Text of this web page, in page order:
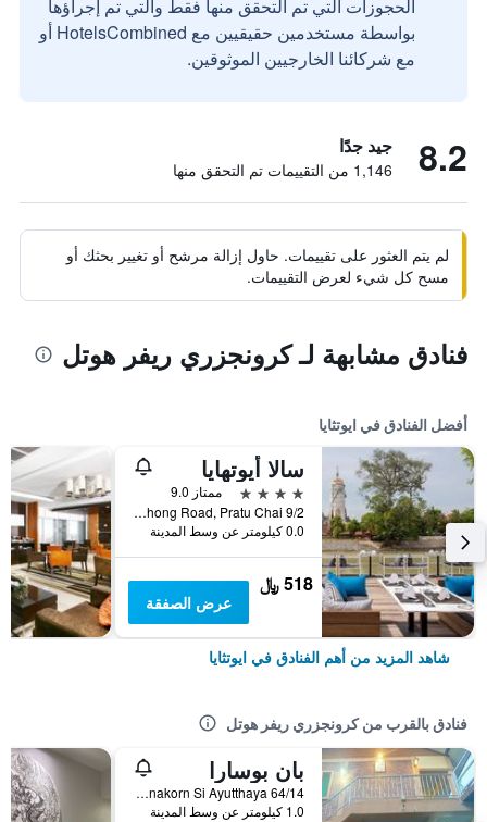
الحجوزات التي تم التحقق منها فقط والتي تم إجراؤها
بواسطة مستخدمين حقيقيين مع HotelsCombined أو
مع شركائنا الخارجيين الموثوقين.
8.2 جيد جدًا
1,146 من التقييمات تم التحقق منها
لم يتم العثور على تقييمات. حاول إزالة مرشح أو تغيير بحثك أو
مسح كل شيء لعرض التقييمات.
فنادق مشابهة لـ كرونجزري ريفر هوتل
أفضل الفنادق في ايوتثايا
سالا أيوتهايا
4 نجوم
ممتاز 9.0
9/2 Moo 4, U-Thong Road, Pratu Chai, ايوتثايا, تايلاند
0.0 كيلومتر عن وسط المدينة
518 ﷼
عرض الصفقة
شاهد المزيد من أهم الفنادق في ايوتثايا
فنادق بالقرب من كرونجزري ريفر هوتل
بان بوسارا
64/14 Soi Bua Wan, Bang Ian Rd, T.Horattanachai, Muang Phranakorn Si Ayutthaya, ايوتثايا, تايلاند
1.0 كيلومتر عن وسط المدينة